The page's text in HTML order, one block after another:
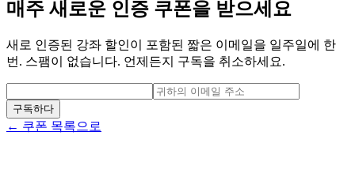
매주 새로운 인증 쿠폰을 받으세요
새로 인증된 강좌 할인이 포함된 짧은 이메일을 일주일에 한
번. 스팸이 없습니다. 언제든지 구독을 취소하세요.
구독하다
← 쿠폰 목록으로